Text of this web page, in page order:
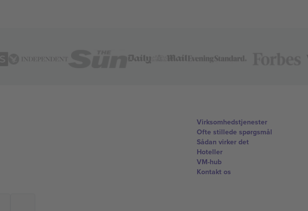
Virksomhedstjenester
Ofte stillede spørgsmål
Sådan virker det
Hoteller
VM-hub
Kontakt os